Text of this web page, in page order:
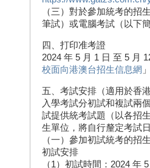
（三）對於參加統考的招
筆試）或電腦考試（以下
四、打印准考證
2024 年 5 月 1 日 至 5 月
校面向港澳台招生信息網
五、考試安排（適用於香
入學考試分初試和複試兩
試提供統考試題（以各招
生單位，將自行釐定考試
（一）參加初試統考的招
初試安排
（1）初試時間：2024 年